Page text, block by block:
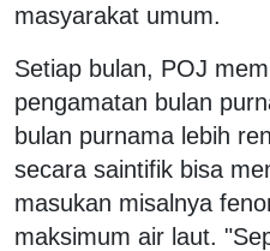
masyarakat umum.
Setiap bulan, POJ
pengamatan bulan
bulan purnama lebih
secara saintifik bisa
masukan misalnya
maksimum air laut.